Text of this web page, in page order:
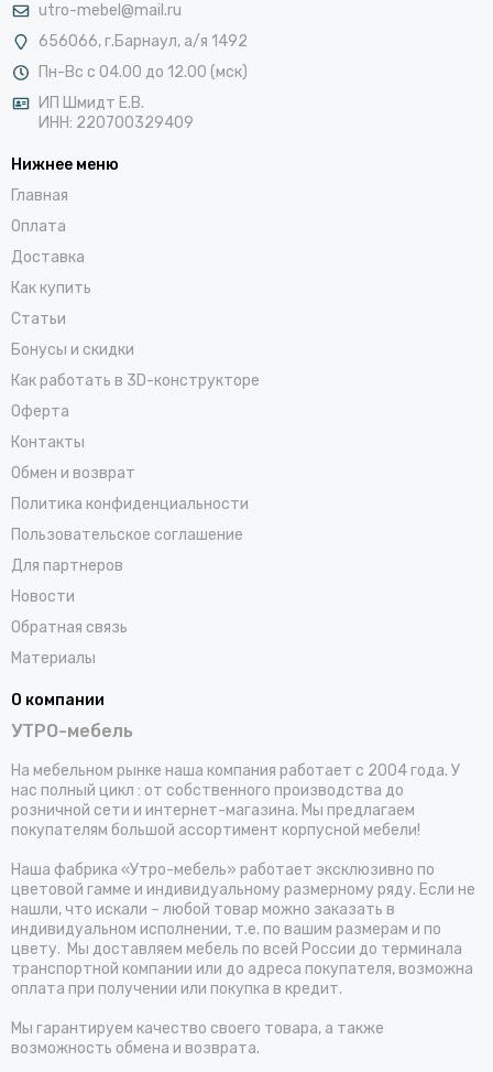
utro-mebel@mail.ru
656066, г.Барнаул, а/я 1492
Пн-Вс с 04.00 до 12.00 (мск)
ИП Шмидт Е.В.
ИНН: 220700329409
Нижнее меню
Главная
Оплата
Доставка
Как купить
Статьи
Бонусы и скидки
Как работать в 3D-конструкторе
Оферта
Контакты
Обмен и возврат
Политика конфиденциальности
Пользовательское соглашение
Для партнеров
Новости
Обратная связь
Материалы
О компании
УТРО-мебель
На мебельном рынке наша компания работает с 2004 года. У
нас полный цикл : от собственного производства до
розничной сети и интернет-магазина. Мы предлагаем
покупателям большой ассортимент корпусной мебели!
Наша фабрика «Утро-мебель» работает эксклюзивно по
цветовой гамме и индивидуальному размерному ряду. Если не
нашли, что искали – любой товар можно заказать в
индивидуальном исполнении, т.е. по вашим размерам и по
цвету. Мы доставляем мебель по всей России до терминала
транспортной компании или до адреса покупателя, возможна
оплата при получении или покупка в кредит.
Мы гарантируем качество своего товара, а также
возможность обмена и возврата.